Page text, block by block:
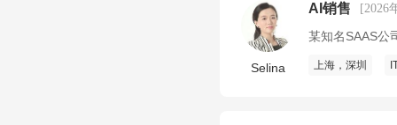
Selina
AI销售 [2026
某知名SAAS公
上海，深圳